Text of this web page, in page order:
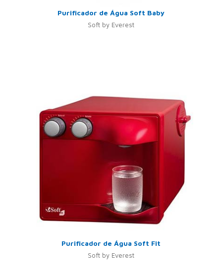
Purificador de Água Soft Baby
Soft by Everest
Purificador de Água Soft Fit
Soft by Everest